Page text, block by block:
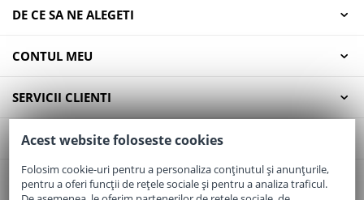
DE CE SA NE ALEGETI
CONTUL MEU
SERVICII CLIENTI
CONTACT
Email:office@elaptepraf.ro
Acest website foloseste cookies
Folosim cookie-uri pentru a personaliza conținutul și anunțurile,
pentru a oferi funcții de rețele sociale și pentru a analiza traficul.